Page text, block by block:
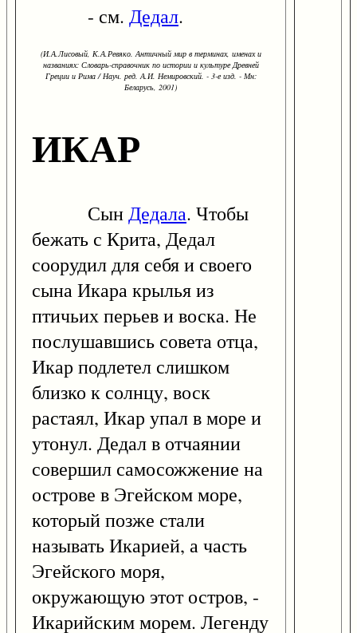
- см. Дедал.
(И.А.Лисовый, К.А.Ревяко. Античный мир в терминах, именах и
названиях: Словарь-справочник по истории и культуре Древней
Греции и Рима / Науч. ред. А.И. Немировский. - 3-е изд. - Мн:
Беларусь, 2001)
ИКАР
СынДедала. Чтобы
бежать с Крита, Дедал
соорудил для себя и своего
сына Икара крылья из
птичьих перьев и воска. Не
послушавшись совета отца,
Икар подлетел слишком
близко к солнцу, воск
растаял, Икар упал в море и
утонул. Дедал в отчаянии
совершил самосожжение на
острове в Эгейском море,
который позже стали
называть Икарией, а часть
Эгейского моря,
окружающую этот остров, -
Икарийским морем. Легенду